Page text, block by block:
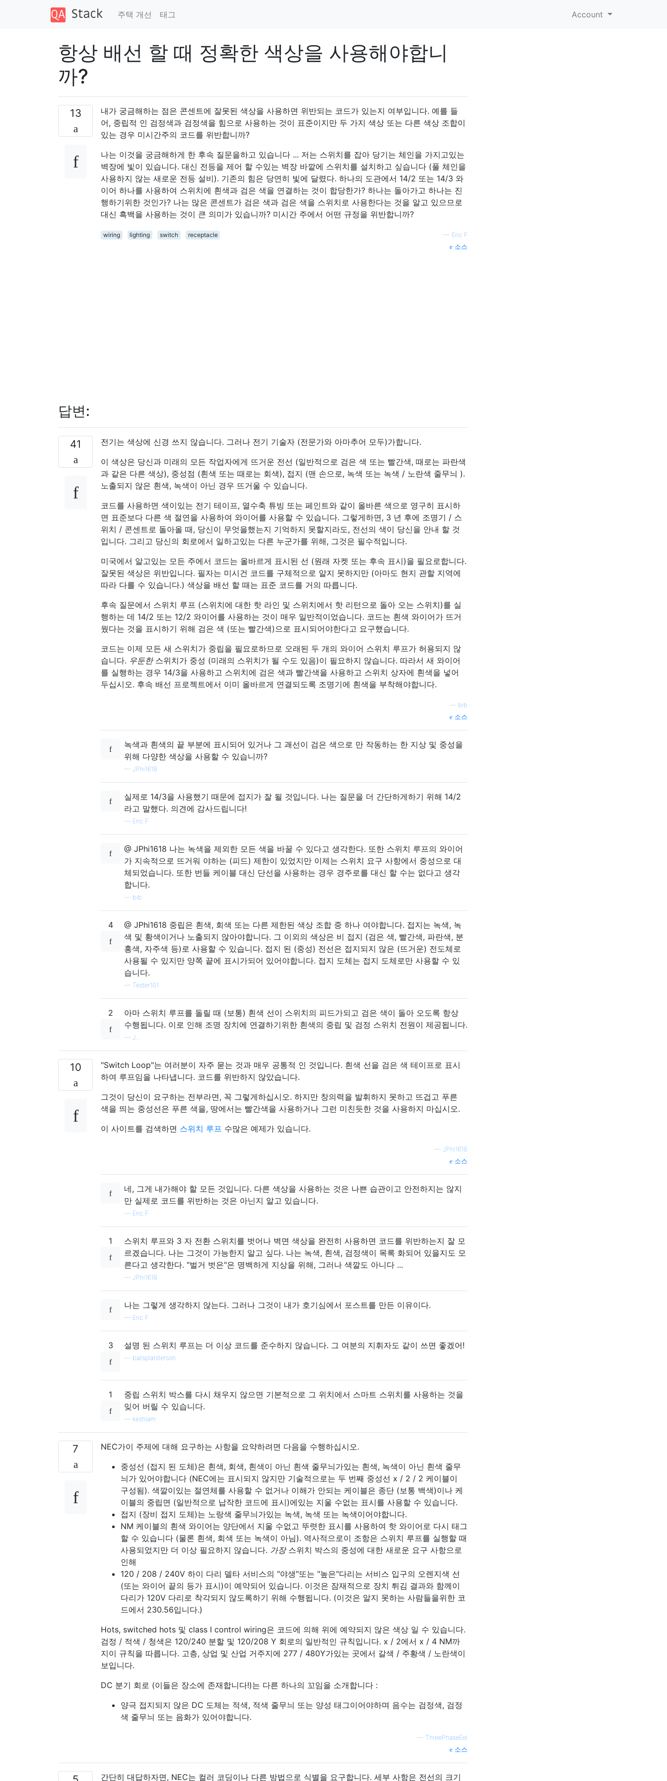
주택 개선 태그 Account
항상 배선 할 때 정확한 색상을 사용해야합니
까?
13
내가 궁금해하는 점은 콘센트에 잘못된 색상을 사용하면 위반되는 코드가 있는지 여부입니다. 예를 들
어, 중립적 인 검정색과 검정색을 힘으로 사용하는 것이 표준이지만 두 가지 색상 또는 다른 색상 조합이
있는 경우 미시간주의 코드를 위반합니까?
나는 이것을 궁금해하게 한 후속 질문을하고 있습니다 ... 저는 스위치를 잡아 당기는 체인을 가지고있는
벽장에 빛이 있습니다. 대신 전등을 제어 할 수있는 벽장 바깥에 스위치를 설치하고 싶습니다 (풀 체인을
사용하지 않는 새로운 전등 설비). 기존의 힘은 당연히 빛에 달렸다. 하나의 도관에서 14/2 또는 14/3 와
이어 하나를 사용하여 스위치에 흰색과 검은 색을 연결하는 것이 합당한가? 하나는 돌아가고 하나는 진
행하기위한 것인가? 나는 많은 콘센트가 검은 색과 검은 색을 스위치로 사용한다는 것을 알고 있으므로
대신 흑백을 사용하는 것이 큰 의미가 있습니까? 미시간 주에서 어떤 규정을 위반합니까?
wiring lighting switch receptacle — Eric F
소스
답변:
41
전기는 색상에 신경 쓰지 않습니다. 그러나 전기 기술자 (전문가와 아마추어 모두)가합니다.
이 색상은 당신과 미래의 모든 작업자에게 뜨거운 전선 (일반적으로 검은 색 또는 빨간색, 때로는 파란색
과 같은 다른 색상), 중성점 (흰색 또는 때로는 회색), 접지 (맨 손으로, 녹색 또는 녹색 / 노란색 줄무늬 ).
노출되지 않은 흰색, 녹색이 아닌 경우 뜨거울 수 있습니다.
코드를 사용하면 색이있는 전기 테이프, 열수축 튜빙 또는 페인트와 같이 올바른 색으로 영구히 표시하
면 표준보다 다른 색 절연을 사용하여 와이어를 사용할 수 있습니다. 그렇게하면, 3 년 후에 조명기 / 스
위치 / 콘센트로 돌아올 때, 당신이 무엇을했는지 기억하지 못할지라도, 전선의 색이 당신을 안내 할 것
입니다. 그리고 당신의 회로에서 일하고있는 다른 누군가를 위해, 그것은 필수적입니다.
미국에서 알고있는 모든 주에서 코드는 올바르게 표시된 선 (원래 자켓 또는 후속 표시)을 필요로합니다.
잘못된 색상은 위반입니다. 필자는 미시건 코드를 구체적으로 알지 못하지만 (아마도 현지 관할 지역에
따라 다를 수 있습니다.) 색상을 배선 할 때는 표준 코드를 거의 따릅니다.
후속 질문에서 스위치 루프 (스위치에 대한 핫 라인 및 스위치에서 핫 리턴으로 돌아 오는 스위치)를 실
행하는 데 14/2 또는 12/2 와이어를 사용하는 것이 매우 일반적이었습니다. 코드는 흰색 와이어가 뜨거
웠다는 것을 표시하기 위해 검은 색 (또는 빨간색)으로 표시되어야한다고 요구했습니다.
코드는 이제 모든 새 스위치가 중립을 필요로하므로 오래된 두 개의 와이어 스위치 루프가 허용되지 않
습니다. 우둔한 스위치가 중성 (미래의 스위치가 될 수도 있음)이 필요하지 않습니다. 따라서 새 와이어
를 실행하는 경우 14/3을 사용하고 스위치에 검은 색과 빨간색을 사용하고 스위치 상자에 흰색을 넣어
두십시오. 후속 배선 프로젝트에서 이미 올바르게 연결되도록 조명기에 흰색을 부착해야합니다.
bib
소스
녹색과 흰색의 끝 부분에 표시되어 있거나 그 괘선이 검은 색으로 만 작동하는 한 지상 및 중성을
위해 다양한 색상을 사용할 수 있습니까?
— JPhi1618
실제로 14/3을 사용했기 때문에 접지가 잘 될 것입니다. 나는 질문을 더 간단하게하기 위해 14/2
라고 말했다. 의견에 감사드립니다!
— Eric F
@ JPhi1618 나는 녹색을 제외한 모든 색을 바꿀 수 있다고 생각한다. 또한 스위치 루프의 와이어
가 지속적으로 뜨거워 야하는 (피드) 제한이 있었지만 이제는 스위치 요구 사항에서 중성으로 대
체되었습니다. 또한 번들 케이블 대신 단선을 사용하는 경우 경주로를 대신 할 수는 없다고 생각
합니다.
bib
4
@ JPhi1618 중립은 흰색, 회색 또는 다른 제한된 색상 조합 중 하나 여야합니다. 접지는 녹색, 녹
색 및 황색이거나 노출되지 않아야합니다. 그 이외의 색상은 비 접지 (검은 색, 빨간색, 파란색, 분
홍색, 자주색 등)로 사용할 수 있습니다. 접지 된 (중성) 전선은 접지되지 않은 (뜨거운) 전도체로
사용될 수 있지만 양쪽 끝에 표시가되어 있어야합니다. 접지 도체는 접지 도체로만 사용할 수 있
습니다.
— Tester101
2
아마 스위치 루프를 돌릴 때 (보통) 흰색 선이 스위치의 피드가되고 검은 색이 돌아 오도록 항상
수행됩니다. 이로 인해 조명 장치에 연결하기위한 흰색의 중립 및 검정 스위치 전원이 제공됩니다.
— J...
10
"Switch Loop"는 여러분이 자주 묻는 것과 매우 공통적 인 것입니다. 흰색 선을 검은 색 테이프로 표시
하여 루프임을 나타냅니다. 코드를 위반하지 않았습니다.
그것이 당신이 요구하는 전부라면, 꼭 그렇게하십시오. 하지만 창의력을 발휘하지 못하고 뜨겁고 푸른
색을 띄는 중성선은 푸른 색을, 땅에서는 빨간색을 사용하거나 그런 미친듯한 것을 사용하지 마십시오.
이 사이트를 검색하면 스위치 루프 수많은 예제가 있습니다.
— JPhi1618
소스
네, 그게 내가해야 할 모든 것입니다. 다른 색상을 사용하는 것은 나쁜 습관이고 안전하지는 않지
만 실제로 코드를 위반하는 것은 아닌지 알고 있습니다.
— Eric F
1
스위치 루프와 3 자 전환 스위치를 벗어나 벽면 ​​색상을 완전히 사용하면 코드를 위반하는지 잘 모
르겠습니다. 나는 그것이 가능한지 알고 싶다. 나는 녹색, 흰색, 검정색이 목록 화되어 있을지도 모
른다고 생각한다. "벌거 벗은"은 명백하게 지상을 위해, 그러나 색깔도 아니다 ...
— JPhi1618
나는 그렇게 생각하지 않는다. 그러나 그것이 내가 호기심에서 포스트를 만든 이유이다.
— Eric F
3 설명 된 스위치 루프는 더 이상 코드를 준수하지 않습니다. 그 여분의 지휘자도 같이 쓰면 좋겠어!
batsplatsterson
1
중립 스위치 박스를 다시 채우지 않으면 기본적으로 그 위치에서 스마트 스위치를 사용하는 것을
잊어 버릴 수 있습니다.
keshlam
7
NEC가이 주제에 대해 요구하는 사항을 요약하려면 다음을 수행하십시오.
중성선 (접지 된 도체)은 흰색, 회색, 흰색이 아닌 흰색 줄무늬가있는 흰색, 녹색이 아닌 흰색 줄무
늬가 있어야합니다 (NEC에는 표시되지 않지만 기술적으로는 두 번째 중성선 x / 2 / 2 케이블이
구성됨). 색깔이있는 절연체를 사용할 수 없거나 이해가 안되는 케이블은 종단 (보통 백색)이나 케
이블의 중립면 (일반적으로 납작한 코드에 표시)에있는 지울 수없는 표시를 사용할 수 있습니다.
접지 (장비 접지 도체)는 노랑색 줄무늬가있는 녹색, 녹색 또는 녹색이어야합니다.
NM 케이블의 흰색 와이어는 양단에서 지울 수없고 뚜렷한 표시를 사용하여 핫 와이어로 다시 태그
할 수 있습니다 (물론 흰색, 회색 또는 녹색이 아님). 역사적으로이 조항은 스위치 루프를 실행할 때
사용되었지만 더 이상 필요하지 않습니다. 가장 스위치 박스의 중성에 대한 새로운 요구 사항으로
인해
120 / 208 / 240V 하이 다리 델타 서비스의 "야생"또는 "높은"다리는 서비스 입구의 오렌지색 선
(또는 와이어 끝의 등가 표시)이 예약되어 있습니다. 이것은 잠재적으로 장치 튀김 결과와 함께이
다리가 120V 다리로 착각되지 않도록하기 위해 수행됩니다. (이것은 알지 못하는 사람들을위한 코
드에서 230.56입니다.)
Hots, switched hots 및 class I control wiring은 코드에 의해 위에 예약되지 않은 색상 일 수 있습니다.
검정 / 적색 / 청색은 120/240 분할 및 120/208 Y 회로의 일반적인 규칙입니다. x / 2에서 x / 4 NM까
지이 규칙을 따릅니다. 고층, 상업 및 산업 거주지에 277 / 480Y가있는 곳에서 갈색 / 주황색 / 노란색이
보입니다.
DC 분기 회로 (이들은 장소에 존재합니다!)는 다른 하나의 꼬임을 소개합니다 :
양극 접지되지 않은 DC ​​도체는 적색, 적색 줄무늬 또는 양성 태그이어야하며 음수는 검정색, 검정
색 줄무늬 또는 음화가 있어야합니다.
— ThreePhaseEel
소스
간단히 대답하자면, NEC는 컬러 코딩이나 다른 방법으로 식별을 요구합니다. 세부 사항은 전선의 크기